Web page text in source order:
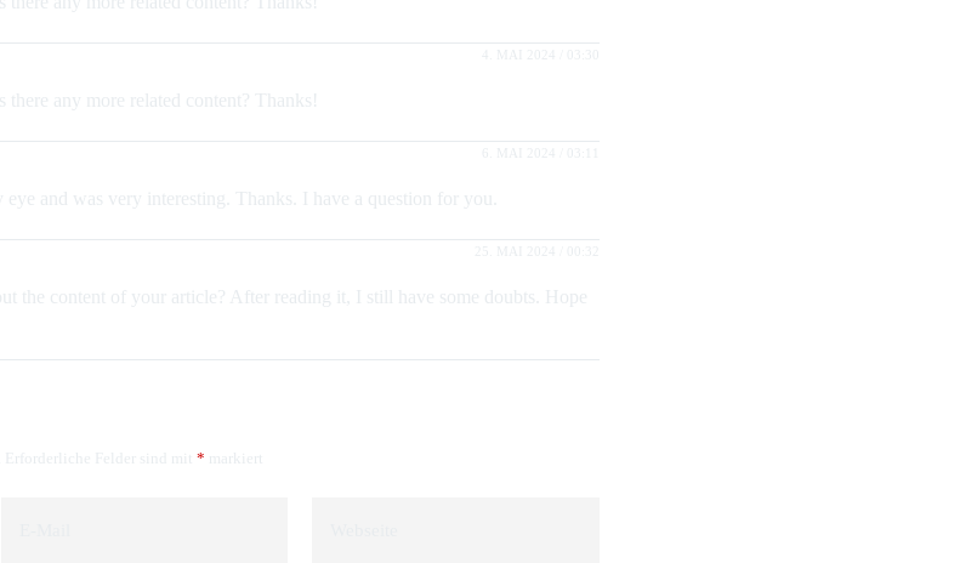
4. MAI 2024 / 03:30
there any more related content? Thanks!
6. MAI 2024 / 03:11
and was very interesting. Thanks. I have a question for you.
25. MAI 2024 / 00:32
the content of your article? After reading it, I still have some doubts. Hope
Erforderliche Felder sind mit * markiert